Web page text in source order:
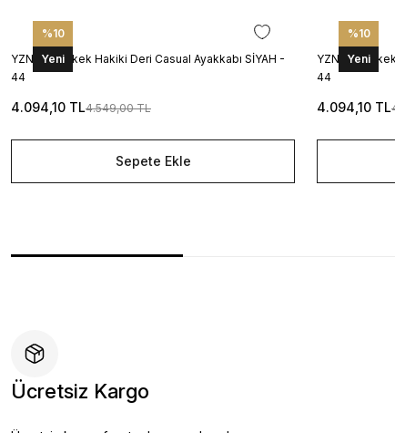
%10
Yeni
YZN1026 Erkek Hakiki Deri Casual Ayakkabı SİYAH -
44
4.094,10 TL4.549,00 TL
Sepete Ekle
%10
Yeni
YZN1025
44
4.094,10 TL
Ücretsiz Kargo